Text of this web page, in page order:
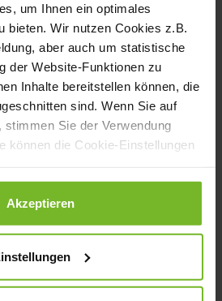
um Ihnen ein optimales
bieten. Wir nutzen Cookies z.B.
aber auch um statistische
der Website-Funktionen zu
Inhalte bereitstellen können, die
sind. Wenn Sie auf
stimmen Sie der Verwendung
können die Cookie-Einstellungen
|Impressum
Akzeptieren
ergibt, und
abkühlen lassen.
Masse mit einem
den Ravioliteig
Ravioli verschließen.
Aufbewahrung in den
Ravioli in siedendes
und etwa zwei Minuten